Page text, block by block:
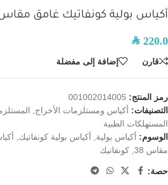
أكياس بولية كونفاتيك غامق مقاس
SAR 220.0
قارن إضافة إلى مفضلة
رمز المنتج: 001002014005
التصنيفات: أكياس ومستلزمات الأخراج
المستهلكات الطبية
الوسوم: أكياس بولية أكياس بولية كونفاتيك
مقاس 38
كونفاتيك
حصة: